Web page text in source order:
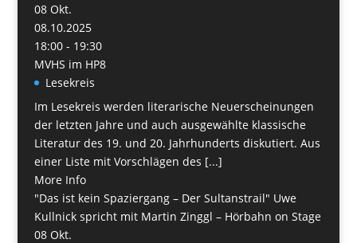
08 Okt.
08.10.2025
18:00 - 19:30
MVHS im HP8
Lesekreis
Im Lesekreis werden literarische Neuerscheinungen
der letzten Jahre und auch ausgewählte klassische
Literatur des 19. und 20. Jahrhunderts diskutiert. Aus
einer Liste mit Vorschlägen des [...]
More Info
"Das ist kein Spaziergang – Der Sultanstrail" Uwe
Kullnick spricht mit Martin Zinggl – Hörbahn on Stage
08 Okt.